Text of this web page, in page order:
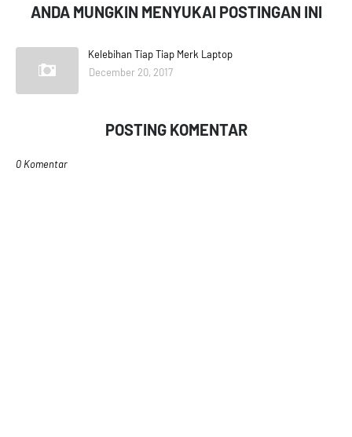
ANDA MUNGKIN MENYUKAI POSTINGAN INI
Kelebihan Tiap Tiap Merk Laptop
December 20, 2017
POSTING KOMENTAR
0 Komentar